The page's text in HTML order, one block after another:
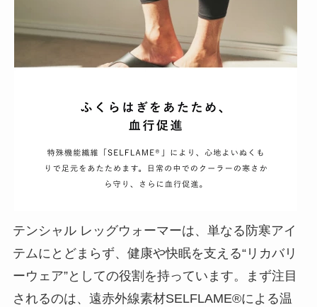
テンシャル レッグウォーマーは、単なる防寒アイ
テムにとどまらず、健康や快眠を支える“リカバリ
ーウェア”としての役割を持っています。まず注目
されるのは、遠赤外線素材SELFLAME®による温